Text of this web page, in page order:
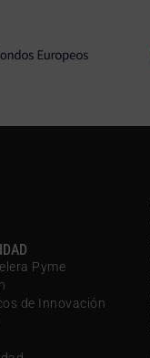
Pyme
de Innovación